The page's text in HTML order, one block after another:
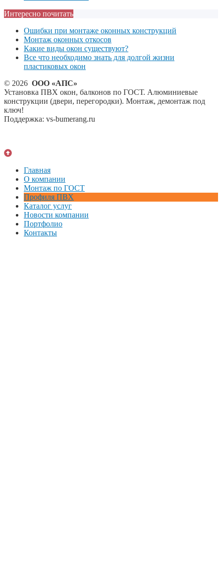
Интересно почитать
Ошибки при монтаже оконных конструкций
Монтаж оконных откосов
Какие виды окон существуют?
Все что необходимо знать для долгой жизни
пластиковых окон
© 2026 ООО «АПС»
Установка ПВХ окон, балконов по ГОСТ. Алюминиевые
конструкции (двери, перегородки). Монтаж, демонтаж под
ключ!
Поддержка: vs-bumerang.ru
Главная
О компании
Монтаж по ГОСТ
Профиля ПВХ
Каталог услуг
Новости компании
Портфолио
Контакты